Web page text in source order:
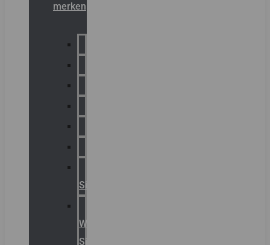
merken
Signaling
Warning
Signals